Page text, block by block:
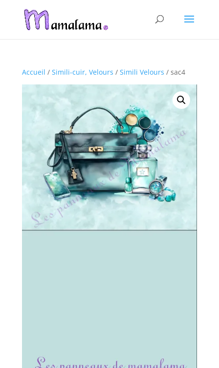
Accueil / Simili-cuir, Velours / Simili Velours / sac4